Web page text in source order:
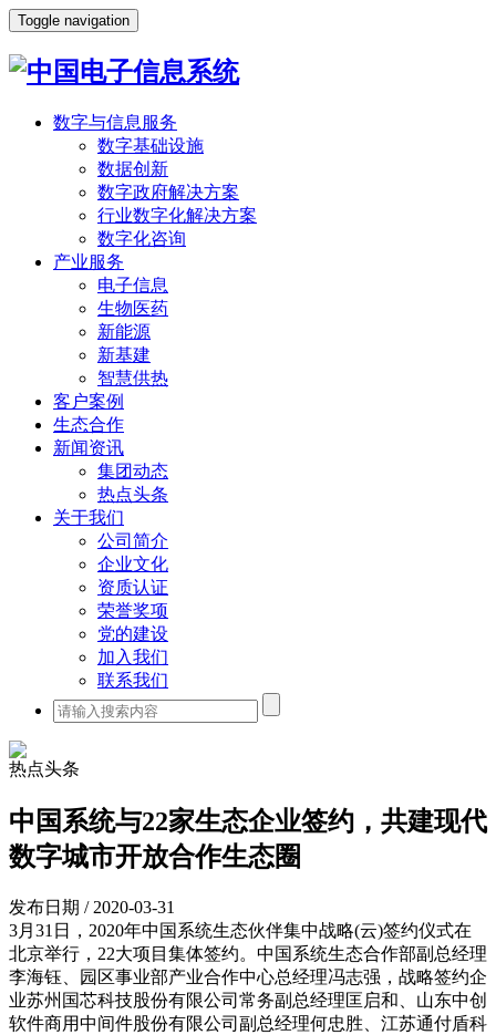
Toggle navigation
数字与信息服务
数字基础设施
数据创新
数字政府解决方案
行业数字化解决方案
数字化咨询
产业服务
电子信息
生物医药
新能源
新基建
智慧供热
客户案例
生态合作
新闻资讯
集团动态
热点头条
关于我们
公司简介
企业文化
资质认证
荣誉奖项
党的建设
加入我们
联系我们
热点头条
中国系统与22家生态企业签约，共建现代
数字城市开放合作生态圈
发布日期 / 2020-03-31
3月31日，2020年中国系统生态伙伴集中战略(云)签约仪式在
北京举行，22大项目集体签约。中国系统生态合作部副总经理
李海钰、园区事业部产业合作中心总经理冯志强，战略签约企
业苏州国芯科技股份有限公司常务副总经理匡启和、山东中创
软件商用中间件股份有限公司副总经理何忠胜、江苏通付盾科